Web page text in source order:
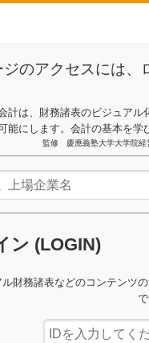
ジのアクセスには
計は、財務諸表のビジュアル
能にします。会計の基本を学
監修 慶應義塾大学大学院経
ン (LOGIN)
ル財務諸表などのコンテンツ
で